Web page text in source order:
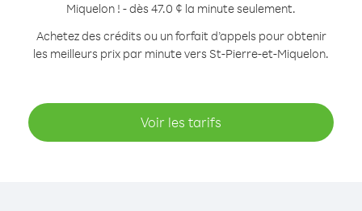
Miquelon ! - dès 47.0 ¢ la minute seulement.
Achetez des crédits ou un forfait d’appels pour obtenir
les meilleurs prix par minute vers St-Pierre-et-Miquelon.
Voir les tarifs